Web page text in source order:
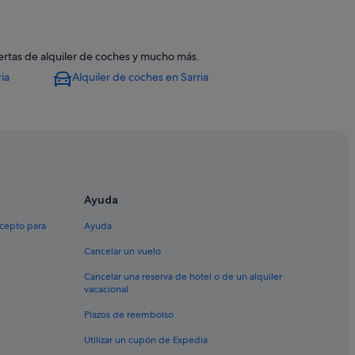
de alquiler de coches y mucho más.
Alquiler de coches en Sarria
para
Ayuda
Ayuda
Cancelar un vuelo
Cancelar una reserva de hotel o de un alquiler
vacacional
Plazos de reembolso
Utilizar un cupón de Expedia